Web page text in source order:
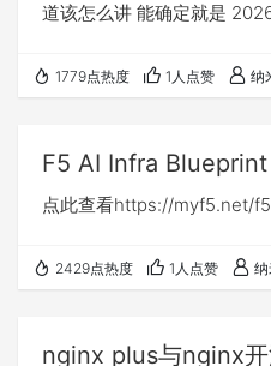
道该怎么讲 能确定就是
1779点热度 1人点赞 纳
F5 AI Infra
点此查看https://myf5.net/
2429点热度 1人点赞